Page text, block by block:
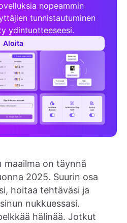
nopeammin
tunnistautuminen
ydintuotteeseesi.
Aloita
maailma on täynnä
2025. Suurin osa
hoitaa tehtäväsi ja
nukkuessasi.
hälinää. Jotkut